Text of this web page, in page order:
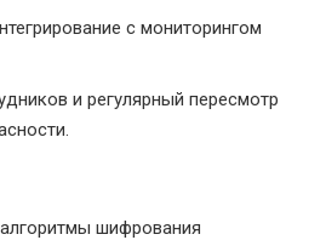
с мониторингом
и регулярный пересмотр
шифрования